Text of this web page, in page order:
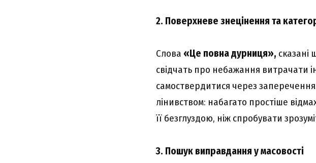
2. Поверхневе знецінення та
Слова «Це повна дурниця», сказані
свідчать про небажання витрачати
самоствердитися через
лінивством: набагато простіше
її безглуздою, ніж спробувати
3. Пошук виправдання у масовості